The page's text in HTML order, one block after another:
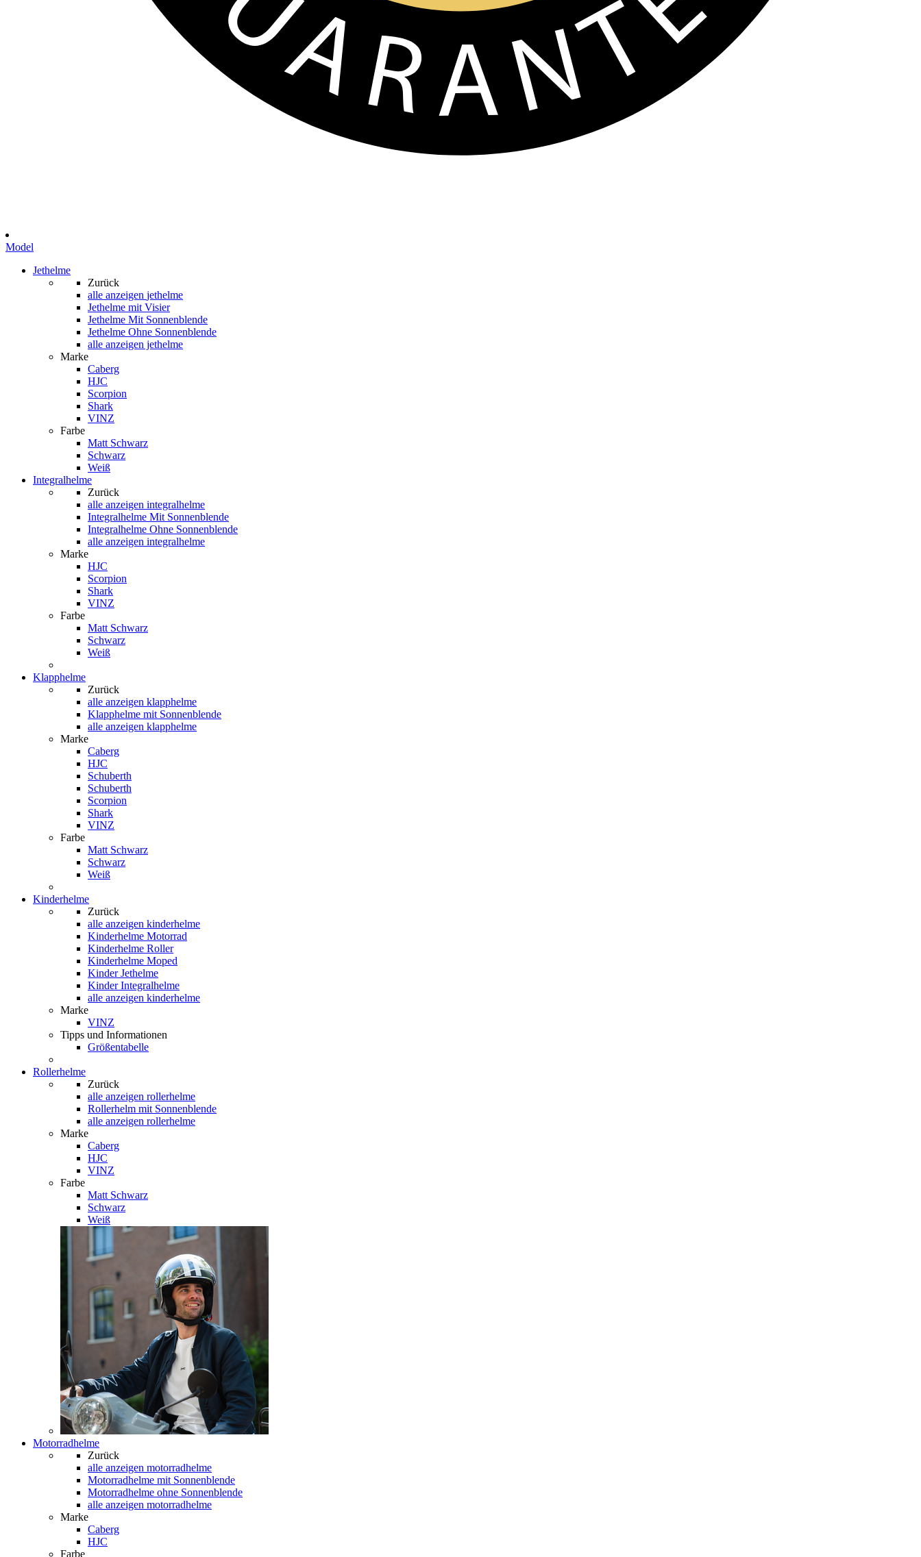
Model
Jethelme
Zurück
alle anzeigen jethelme
Jethelme mit Visier
Jethelme Mit Sonnenblende
Jethelme Ohne Sonnenblende
alle anzeigen jethelme
Marke
Caberg
HJC
Scorpion
Shark
VINZ
Farbe
Matt Schwarz
Schwarz
Weiß
Integralhelme
Zurück
alle anzeigen integralhelme
Integralhelme Mit Sonnenblende
Integralhelme Ohne Sonnenblende
alle anzeigen integralhelme
Marke
HJC
Scorpion
Shark
VINZ
Farbe
Matt Schwarz
Schwarz
Weiß
Klapphelme
Zurück
alle anzeigen klapphelme
Klapphelme mit Sonnenblende
alle anzeigen klapphelme
Marke
Caberg
HJC
Schuberth
Schuberth
Scorpion
Shark
VINZ
Farbe
Matt Schwarz
Schwarz
Weiß
Kinderhelme
Zurück
alle anzeigen kinderhelme
Kinderhelme Motorrad
Kinderhelme Roller
Kinderhelme Moped
Kinder Jethelme
Kinder Integralhelme
alle anzeigen kinderhelme
Marke
VINZ
Tipps und Informationen
Größentabelle
Rollerhelme
Zurück
alle anzeigen rollerhelme
Rollerhelm mit Sonnenblende
alle anzeigen rollerhelme
Marke
Caberg
HJC
VINZ
Farbe
Matt Schwarz
Schwarz
Weiß
Motorradhelme
Zurück
alle anzeigen motorradhelme
Motorradhelme mit Sonnenblende
Motorradhelme ohne Sonnenblende
alle anzeigen motorradhelme
Marke
Caberg
HJC
Farbe